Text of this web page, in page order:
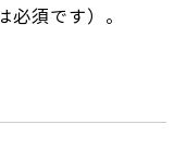
須です）。